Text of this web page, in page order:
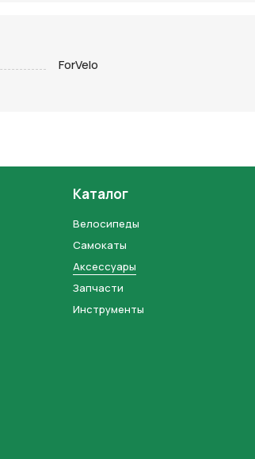
ForVelo
Каталог
Велосипеды
Самокаты
Аксессуары
Запчасти
Инструменты